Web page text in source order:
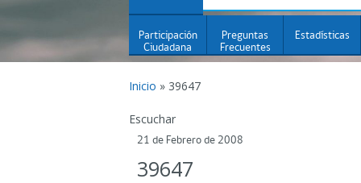
Participación
Ciudadana
Preguntas
Frecuentes
Estadísticas
Inicio » 39647
Escuchar
21 de Febrero de 2008
39647